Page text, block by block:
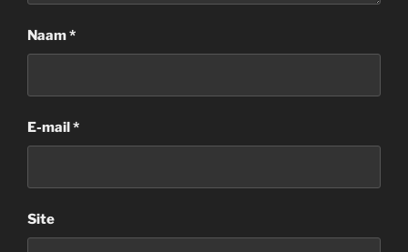
Naam*
E-mail *
Site